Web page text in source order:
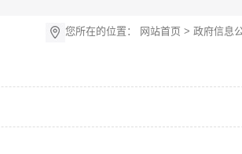
您所在的位置： 网站首页 > 政府信息